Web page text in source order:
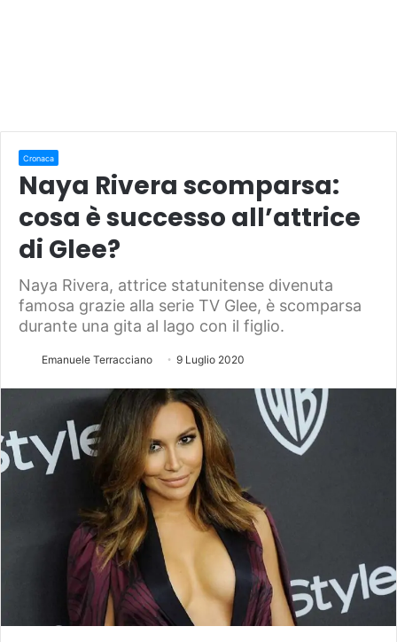
Cronaca
Naya Rivera scomparsa:
cosa è successo all’attrice
di Glee?
Naya Rivera, attrice statunitense divenuta
famosa grazie alla serie TV Glee, è scomparsa
durante una gita al lago con il figlio.
Emanuele Terracciano 9 Luglio 2020